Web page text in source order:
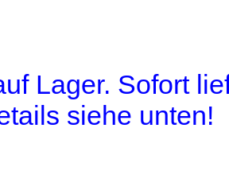
Lager. Sofort
siehe unten!